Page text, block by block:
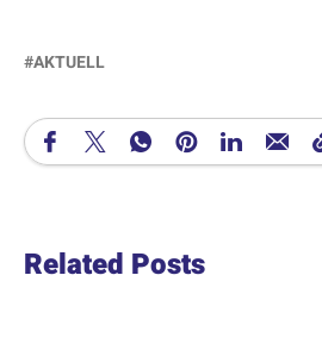
AKTUELL
Related Posts